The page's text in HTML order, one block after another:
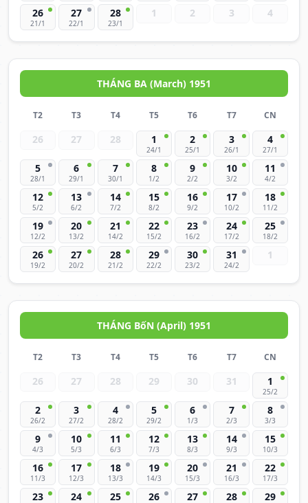
26
21/1
27
22/1
28
23/1
1 2 3 4
THÁNG BA (March) 1951
T2 T3 T4 T5 T6 T7 CN
26 27 28 1
24/1
2
25/1
3
26/1
4
27/1
5
28/1
6
29/1
7
30/1
8
1/2
9
2/2
10
3/2
11
4/2
12
5/2
13
6/2
14
7/2
15
8/2
16
9/2
17
10/2
18
11/2
19
12/2
20
13/2
21
14/2
22
15/2
23
16/2
24
17/2
25
18/2
26
19/2
27
20/2
28
21/2
29
22/2
30
23/2
31
24/2
1
THÁNG BốN (April) 1951
T2 T3 T4 T5 T6 T7 CN
26 27 28 29 30 31 1
25/2
2
26/2
3
27/2
4
28/2
5
29/2
6
1/3
7
2/3
8
3/3
9
4/3
10
5/3
11
6/3
12
7/3
13
8/3
14
9/3
15
10/3
16
11/3
17
12/3
18
13/3
19
14/3
20
15/3
21
16/3
22
17/3
23 24 25 26 27 28 29